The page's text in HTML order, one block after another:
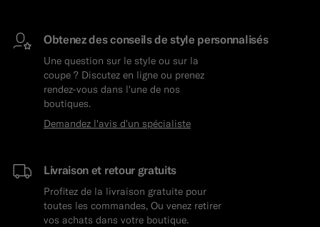
Obtenez des conseils de style personnalisés
Une question sur le style ou sur la
coupe ? Discutez en ligne ou prenez
rendez-vous dans l'une de nos
boutiques.
Demandez l'avis d'un spécialiste
Livraison et retour gratuits
Profitez de la livraison gratuite pour
toutes les commandes, Ou venez retirer
vos achats dans votre boutique.